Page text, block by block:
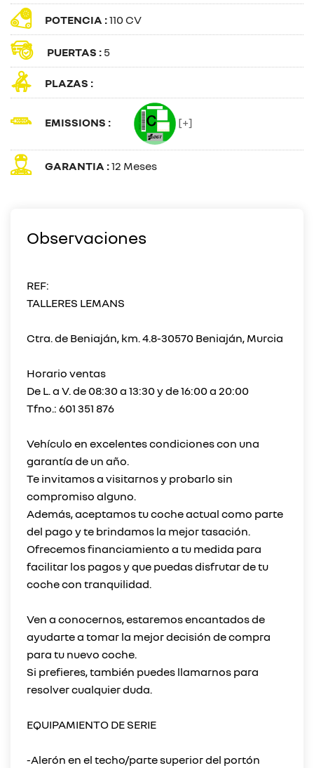
POTENCIA :110 CV
PUERTAS : 5
PLAZAS :
EMISSIONS : [+]
GARANTIA :12 Meses
Observaciones
REF:
TALLERES LEMANS
Ctra. de Beniaján, km. 4.8-30570 Beniaján, Murcia
Horario ventas
De L. a V. de 08:30 a 13:30 y de 16:00 a 20:00
Tfno.: 601 351 876
Vehículo en excelentes condiciones con una
garantía de un año.
Te invitamos a visitarnos y probarlo sin
compromiso alguno.
Además, aceptamos tu coche actual como parte
del pago y te brindamos la mejor tasación.
Ofrecemos financiamiento a tu medida para
facilitar los pagos y que puedas disfrutar de tu
coche con tranquilidad.
Ven a conocernos, estaremos encantados de
ayudarte a tomar la mejor decisión de compra
para tu nuevo coche.
Si prefieres, también puedes llamarnos para
resolver cualquier duda.
EQUIPAMIENTO DE SERIE
-Alerón en el techo/parte superior del portón